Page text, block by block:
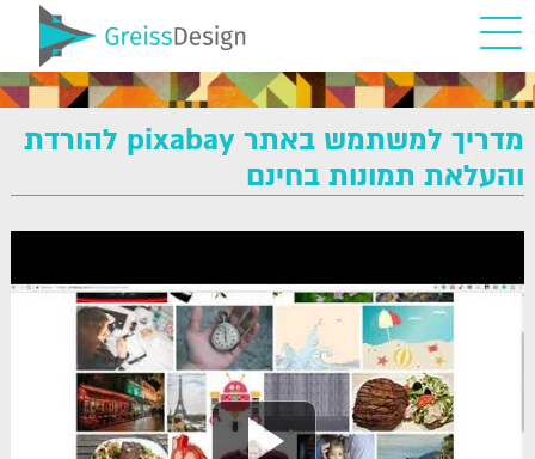
מדריך למשתמש באתר pixabay להורדת
והעלאת תמונות בחינם